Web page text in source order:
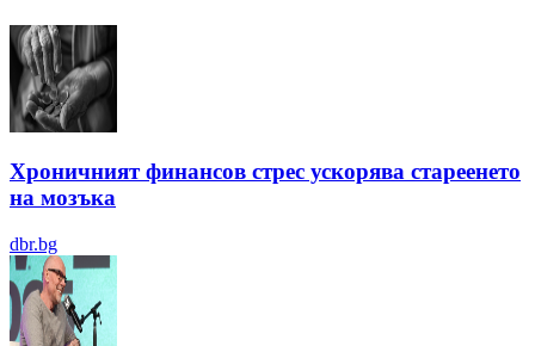
Хроничният финансов стрес ускорява стареенето
на мозъка
dbr.bg